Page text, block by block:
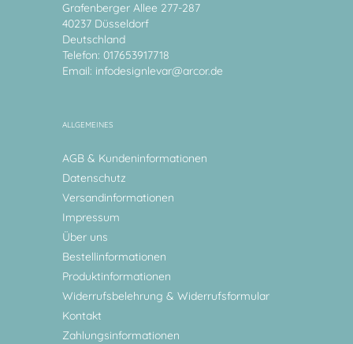
Grafenberger Allee 277-287
40237 Düsseldorf
Deutschland
Telefon: 017653917718
Email: infodesignlevar@arcor.de
ALLGEMEINES
AGB & Kundeninformationen
Datenschutz
Versandinformationen
Impressum
Über uns
Bestellinformationen
Produktinformationen
Widerrufsbelehrung & Widerrufsformular
Kontakt
Zahlungsinformationen